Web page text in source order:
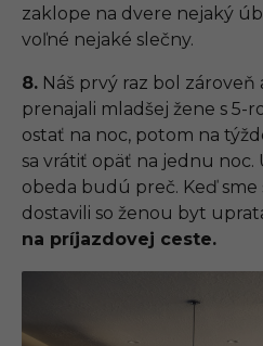
zaklope na dvere nejaký
voľné nejaké slečny.
8. Náš prvý raz bol zároveň
prenajali mladšej žene s 5-
ostať na noc, potom na
sa vrátiť opäť na jednu noc.
obeda budú preč. Keď sme
dostavili so ženou byt
na príjazdovej ceste.